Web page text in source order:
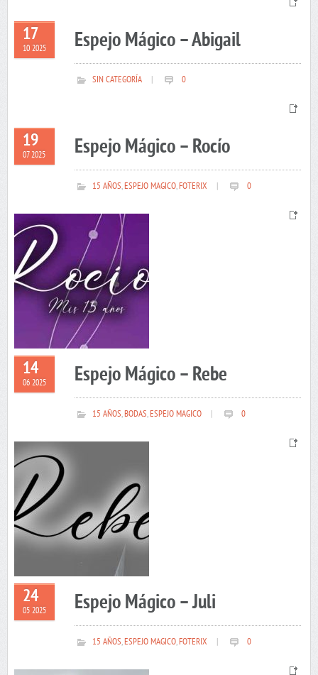
17
10 2025 Espejo Mágico – Abigail
SIN CATEGORÍA 0
19
07 2025 Espejo Mágico – Rocío
15 AÑOS,ESPEJO MAGICO,FOTERIX 0
14
06 2025 Espejo Mágico – Rebe
15 AÑOS,BODAS,ESPEJO MAGICO 0
24
05 2025 Espejo Mágico – Juli
15 AÑOS,ESPEJO MAGICO,FOTERIX 0